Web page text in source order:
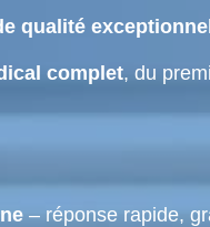
qualité
complet, du
– réponse rapide,